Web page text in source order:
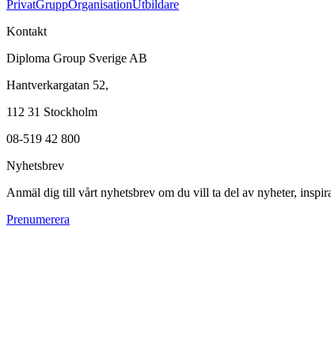
PrivatGruppOrganisationUtbildare
Kontakt
Diploma Group Sverige AB
Hantverkargatan 52,
112 31 Stockholm
08-519 42 800
Nyhetsbrev
Anmäl dig till vårt nyhetsbrev om du vill ta del av nyheter,
Prenumerera